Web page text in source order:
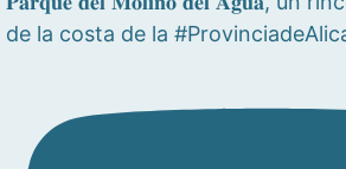
de la costa de la